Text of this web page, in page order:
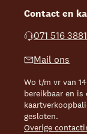
Contact en
071 516 3881
Mail ons
Wo t/m vr van
bereikbaar en is
gesloten.
Overige